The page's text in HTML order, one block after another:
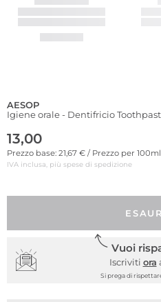
AESOP
Igiene orale - Dentifricio
13,00
Prezzo base: 21,67 € / Prezzo per 100ml
IVA inclusa, più spese di spedizione
Vuoi
Iscriviti ora
Si prega di